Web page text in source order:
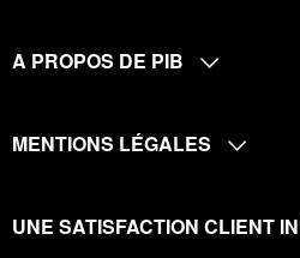
A PROPOS DE PIB
MENTIONS LÉGALES
UNE SATISFACTION CLIENT